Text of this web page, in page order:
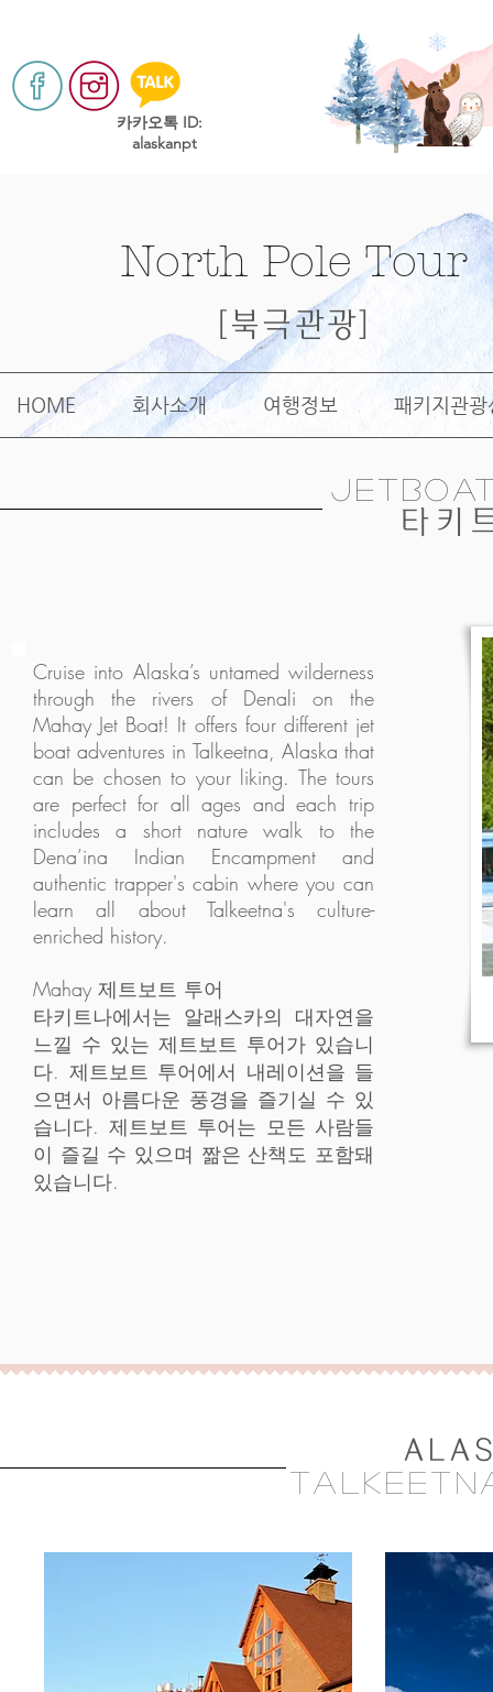
​카카오톡 ID:
alaskanpt
North Pole Tour
[북극관광]
타키
Cruise into Alaska’s untamed wilderness
through the rivers of Denali on the
Mahay Jet Boat! It offers four different jet
boat adventures in Talkeetna, Alaska that
can be chosen to your liking. The tours
are perfect for all ages and each trip
includes a short nature walk to the
Dena’ina Indian Encampment and
authentic trapper's cabin where you can
learn all about Talkeetna's culture-
enriched history.
Mahay 제트보트 투어
타키트나에서는 알래스카의 대자연을
느낄 수 있는 제트보트 투어가 있습니
다. 제트보트 투어에서 내레이션을 들
으면서 아름다운 풍경을 즐기실 수 있
습니다. 제트보트 투어는 모든 사람들
이 즐길 수 있으며 짦은 산책도 포함돼
있습니다.
HOME 회사소개 여행정보 패키지관광